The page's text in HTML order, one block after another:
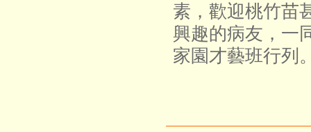
素，歡迎桃竹苗
興趣的病友，一
家園才藝班行列